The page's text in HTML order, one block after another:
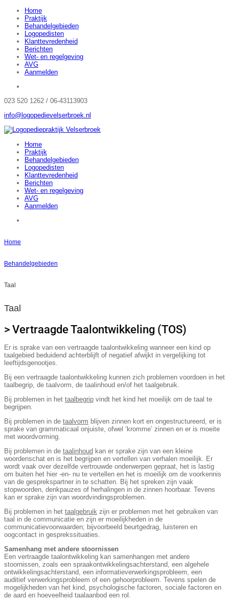
Home
Praktijk
Behandelgebieden
Logopedisten
Klanttevredenheid
Berichten
Wet- en regelgeving
AVG
Aanmelden
023 520 1262 / 06-43113903
info@logopedievelserbroek.nl
Home
Praktijk
Behandelgebieden
Logopedisten
Klanttevredenheid
Berichten
Wet- en regelgeving
AVG
Aanmelden
Home
Behandelgebieden
Taal
Taal
> Vertraagde Taalontwikkeling (TOS)
Er is sprake van een vertraagde taalontwikkeling wanneer een kind op
taalgebied beduidend achterblijft of negatief afwijkt in vergelijking tot
leeftijdsgenootjes.
Bij een vertraagde taalontwikkeling kunnen zich problemen voordoen in het
taalbegrip, de taalvorm, de taalinhoud en/of het taalgebruik.
Bij problemen in het taalbegrip vindt het kind het moeilijk om de taal te
begrijpen.
Bij problemen in de taalvorm blijven zinnen kort en ongestructureerd, er is
sprake van grammaticaal onjuiste, ofwel ‘kromme’ zinnen en er is moeite
met woordvorming.
Bij problemen in de taalinhoud kan er sprake zijn van een kleine
woordenschat en is het begrijpen en vertellen van verhalen moeilijk. Er
wordt vaak over dezelfde vertrouwde onderwerpen gepraat, het is lastig
om buiten het hier -en- nu te vertellen en het is moeilijk om de voorkennis
van de gesprekspartner in te schatten. Bij het spreken zijn vaak
stopwoorden, denkpauzes of herhalingen in de zinnen hoorbaar. Tevens
kan er sprake zijn van woordvindingsproblemen.
Bij problemen in het taalgebruik zijn er problemen met het gebruiken van
taal in de communicatie en zijn er moeilijkheden in de
communicatievoorwaarden; bijvoorbeeld beurtgedrag, luisteren en
oogcontact in gesprekssituaties.
Samenhang met andere stoornissen
Een vertraagde taalontwikkeling kan samenhangen met andere
stoornissen, zoals een spraakontwikkelingsachterstand, een algehele
ontwikkelingsachterstand, een informatieverwerkingsprobleem, een
auditief verwerkingsprobleem of een gehoorprobleem. Tevens spelen de
mogelijkheden van het kind, psychologische factoren, sociale factoren en
de aard en hoeveelheid taalaanbod een rol.